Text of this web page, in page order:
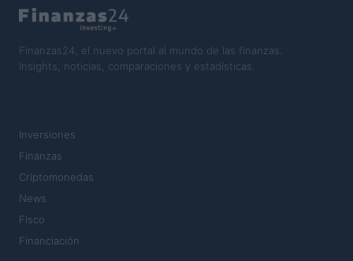
Finanzas24, el nuevo portal al mundo de las finanzas.
Insights, noticias, comparaciones y estadísticas.
Inversiones
Finanzas
Criptomonedas
News
Fisco
Financiación